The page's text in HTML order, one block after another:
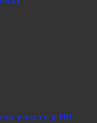
участь у HR